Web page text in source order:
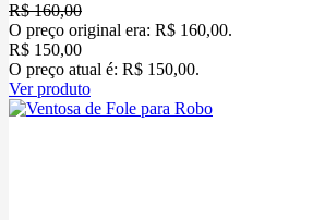
R$160,00
O preço original era: R$ 160,00.
R$ 150,00
O preço atual é: R$ 150,00.
Ver produto